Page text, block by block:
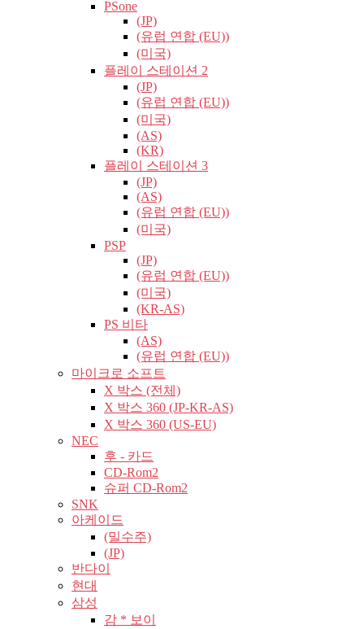
PSone
(JP)
(유럽​​ 연합 (EU))
(미국)
플레이 스테이션 2
(JP)
(유럽​​ 연합 (EU))
(미국)
(AS)
(KR)
플레이 스테이션 3
(JP)
(AS)
(유럽​​ 연합 (EU))
(미국)
PSP
(JP)
(유럽​​ 연합 (EU))
(미국)
(KR-AS)
PS 비타
(AS)
(유럽​​ 연합 (EU))
마이크로 소프트
X 박스 (전체)
X 박스 360 (JP-KR-AS)
X 박스 360 (US-EU)
NEC
후 - 카드
CD-Rom2
슈퍼 CD-Rom2
SNK
아케이드
(밀수주)
(JP)
반다이
현대
삼성
감 * 보이